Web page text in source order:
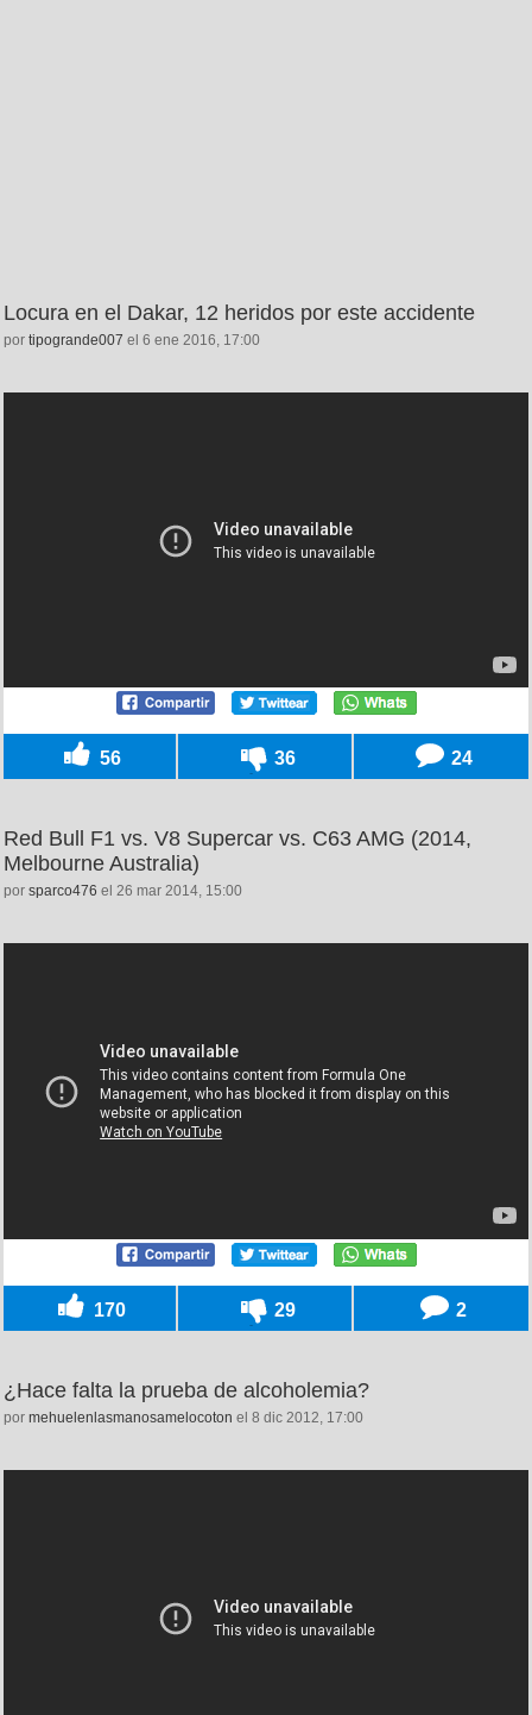
Locura en el Dakar, 12 heridos por este accidente
por tipogrande007 el 6 ene 2016, 17:00
56 36 24
Red Bull F1 vs. V8 Supercar vs. C63 AMG (2014,
Melbourne Australia)
por sparco476 el 26 mar 2014, 15:00
170 29 2
¿Hace falta la prueba de alcoholemia?
por mehuelenlasmanosamelocoton el 8 dic 2012, 17:00